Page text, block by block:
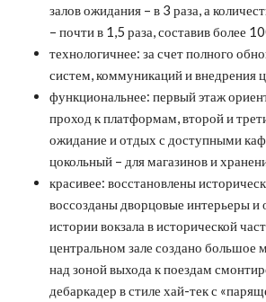
залов ожидания – в 3 раза, а
– почти в 1,5 раза, составив более
технологичнее: за счет полного
систем, коммуникаций и внедрения
функциональнее: первый этаж
проход к платформам, второй и
ожидание и отдых с доступными
цокольный – для магазинов и
красивее: восстановлены
воссозданы дворцовые интерьеры и
истории вокзала в исторической
центральном зале создано большое
над зоной выхода к поездам
дебаркадер в стиле хай-тек с